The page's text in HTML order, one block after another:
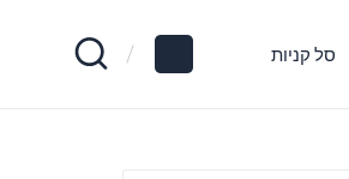
סל קניות